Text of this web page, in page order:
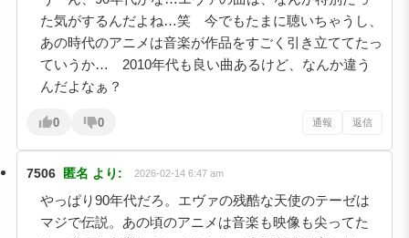
た気がするんだよね…笑 今でもたまに聴いちゃうし、
あの時代のアニメは音楽が作品をすごく引き立ててたっ
ていうか… 2010年代も良い曲あるけど、なんか違う
んだよなぁ？
0 0 通報 返信
7506 匿名 より: 2026-02-14 6:47 am
やっぱり90年代だろ。エヴァの残酷な天使のテーゼは
マジで伝説。あの頃のアニメは音楽も映像も尖ってた